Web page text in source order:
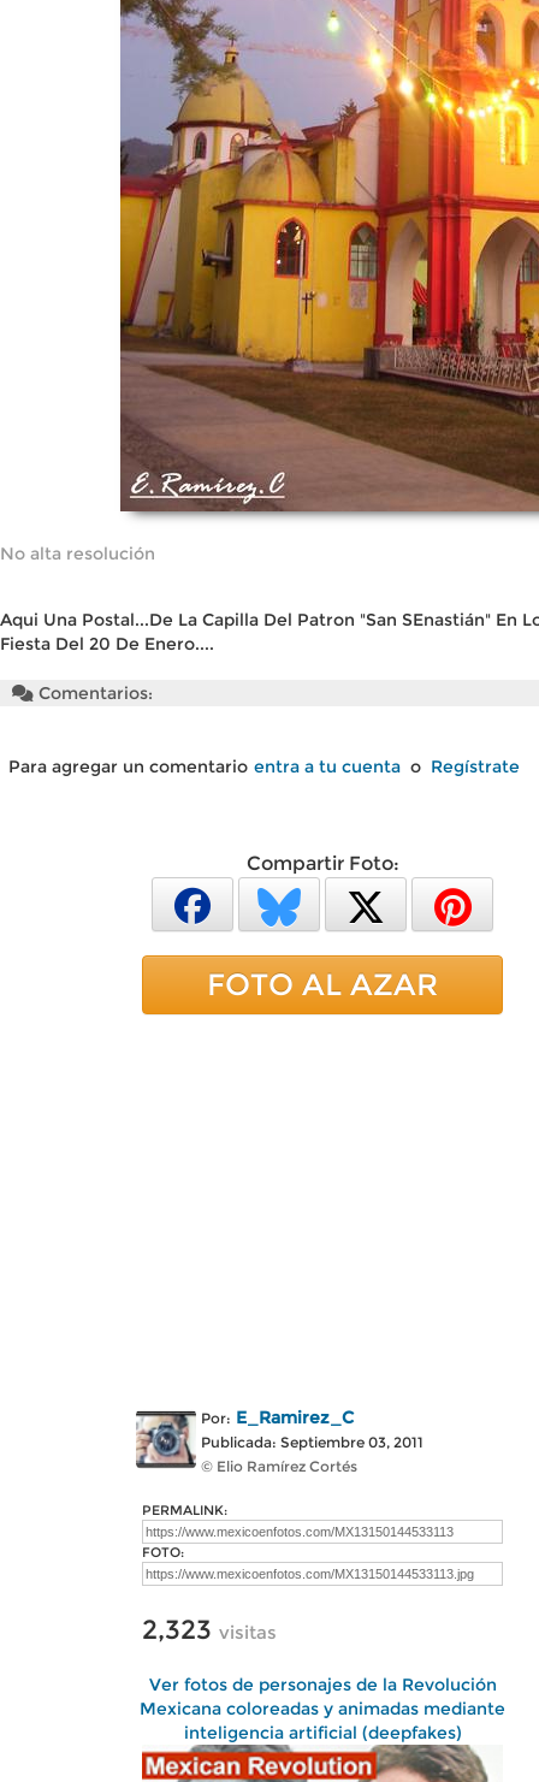
No alta resolución
Aqui Una Postal...De La Capilla Del Patron "San SEnastián" En
Fiesta Del 20 De Enero....
Comentarios:
Para agregar un comentario entra a tu cuenta o Regístrate
Compartir Foto:
FOTO AL AZAR
Por: E_Ramirez_C
Publicada: Septiembre 03, 2011
© Elio Ramírez Cortés
PERMALINK:
FOTO:
2,323 visitas
Ver fotos de personajes de la Revolución
Mexicana coloreadas y animadas mediante
inteligencia artificial (deepfakes)